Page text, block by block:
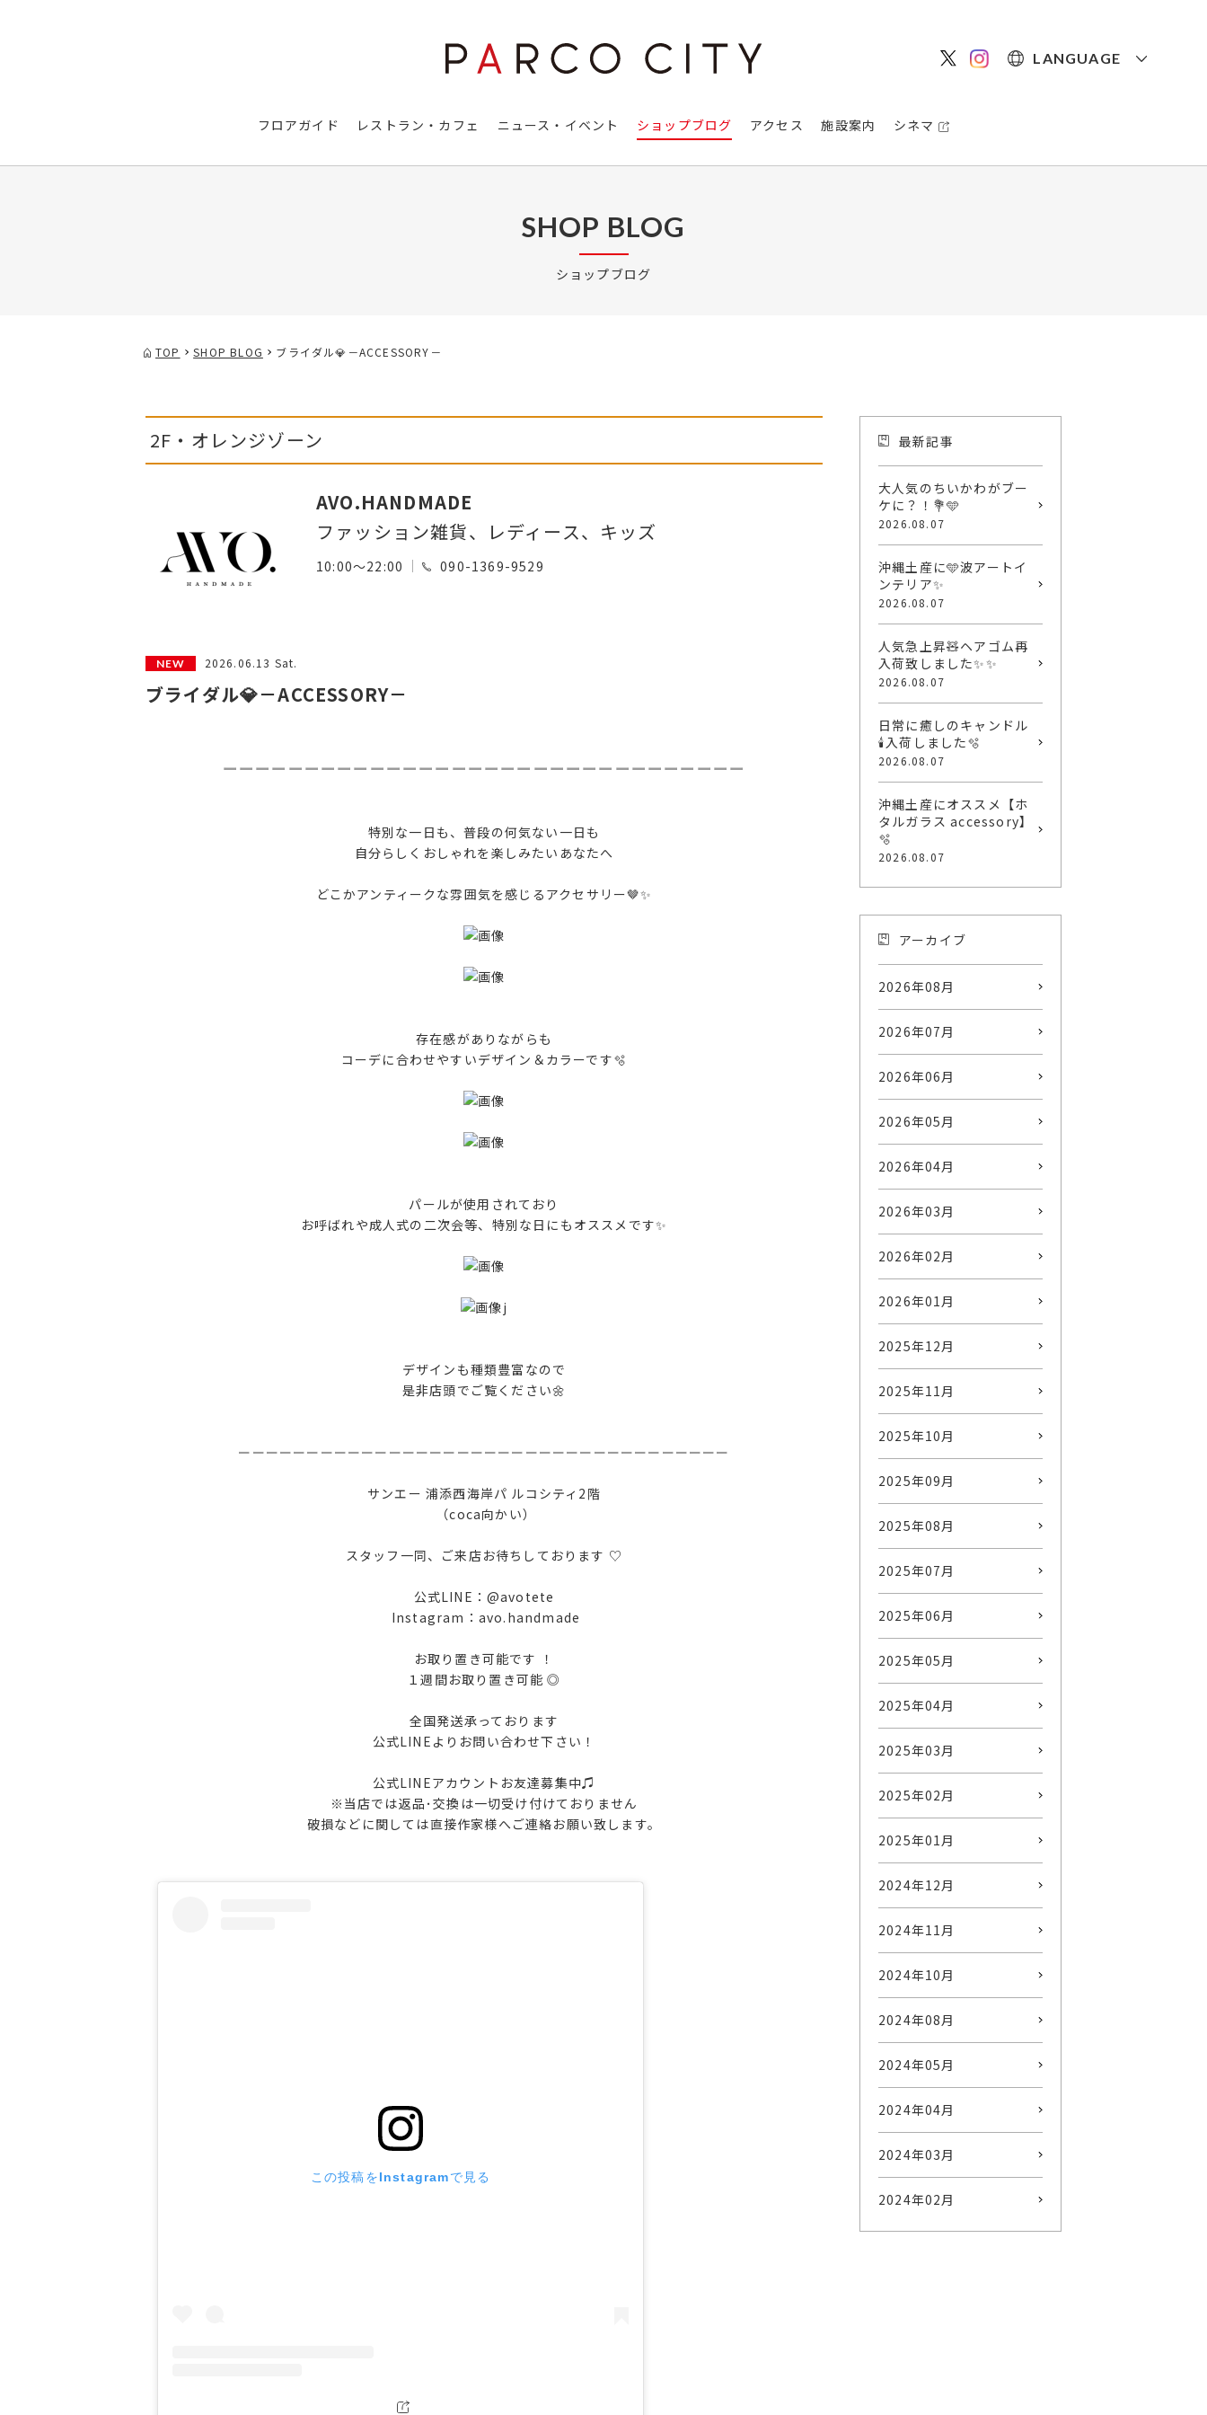
LANGUAGE
フロアガイド レストラン・カフェ ニュース・イベント ショップブログ アクセス 施設案内 シネマ
SHOP BLOG
ショップブログ
TOP SHOP BLOG ブライダル💎－ACCESSORY－
2F・オレンジゾーン
AVO.HANDMADE
ファッション雑貨、レディース、キッズ
10:00～22:00 090-1369-9529
2026.06.13 Sat.
ブライダル💎－ACCESSORY－
ーーーーーーーーーーーーーーーーーーーーーーーーーーーーーーーー
特別な一日も、普段の何気ない一日も
自分らしくおしゃれを楽しみたいあなたへ
どこかアンティークな雰囲気を感じるアクセサリー🤎✨
存在感がありながらも
コーデに合わせやすいデザイン＆カラーです🫧
パールが使用されており
お呼ばれや成人式の二次会等、特別な日にもオススメです✨
j
デザインも種類豊富なので
是非店頭でご覧ください🌼
ーーーーーーーーーーーーーーーーーーーーーーーーーーーーーーーーーーーー
サンエー 浦添西海岸パ ルコシティ2階
（coca向かい）
スタッフ一同、ご来店お待ちしております ♡
公式LINE：@avotete
Instagram：avo.handmade
お取り置き可能です ！
１週間お取り置き可能 ◎
全国発送承っております
公式LINEよりお問い合わせ下さい！
公式LINEアカウントお友達募集中♫
※当店では返品･交換は一切受け付けておりません
破損などに関しては直接作家様へご連絡お願い致します。
この投稿をInstagramで見る
最新記事
大人気のちいかわがブー
ケに？！💐🩵
2026.08.07
沖縄土産に🩵波アートイ
ンテリア✨
2026.08.07
人気急上昇🧸ヘアゴム再
入荷致しました✨✨
2026.08.07
日常に癒しのキャンドル
🕯️入荷しました🫧
2026.08.07
沖縄土産にオススメ【ホ
タルガラス accessory】
🫧
2026.08.07
アーカイブ
2026年08月
2026年07月
2026年06月
2026年05月
2026年04月
2026年03月
2026年02月
2026年01月
2025年12月
2025年11月
2025年10月
2025年09月
2025年08月
2025年07月
2025年06月
2025年05月
2025年04月
2025年03月
2025年02月
2025年01月
2024年12月
2024年11月
2024年10月
2024年08月
2024年05月
2024年04月
2024年03月
2024年02月